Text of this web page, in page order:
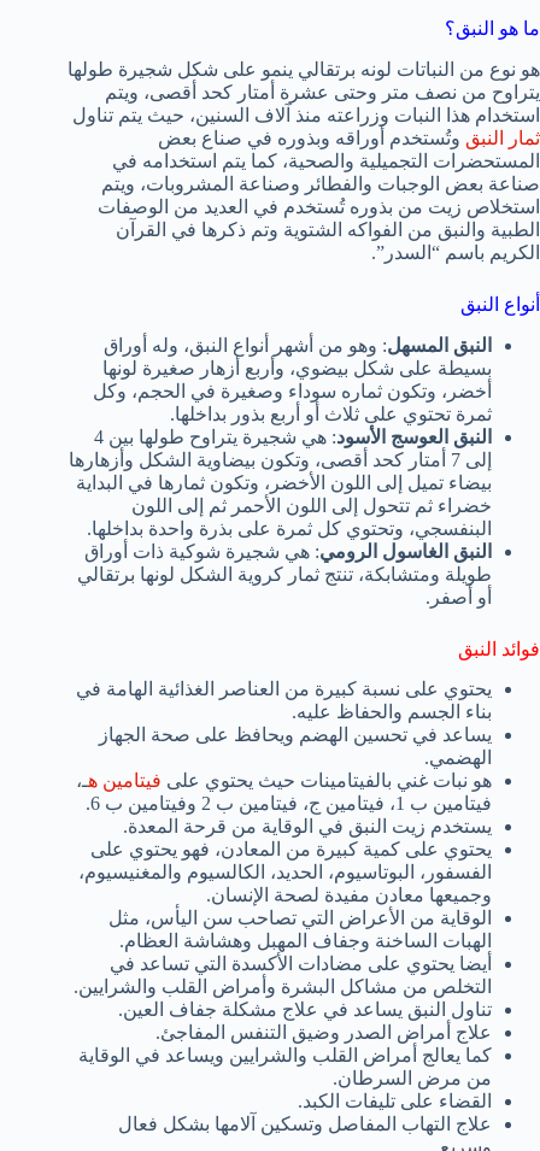
ما هو النبق؟
هو نوع من النباتات لونه برتقالي ينمو على شكل شجيرة طولها
يتراوح من نصف متر وحتى عشرة أمتار كحد أقصى، ويتم
استخدام هذا النبات وزراعته منذ آلاف السنين، حيث يتم تناول
ثمار النبق وتُستخدم أوراقه وبذوره في صناع بعض
المستحضرات التجميلية والصحية، كما يتم استخدامه في
صناعة بعض الوجبات والفطائر وصناعة المشروبات، ويتم
استخلاص زيت من بذوره تُستخدم في العديد من الوصفات
الطبية والنبق من الفواكه الشتوية وتم ذكرها في القرآن
الكريم باسم “السدر”.
أنواع النبق
النبق المسهل: وهو من أشهر أنواع النبق، وله أوراق
بسيطة على شكل بيضوي، وأربع أزهار صغيرة لونها
أخضر، وتكون ثماره سوداء وصغيرة في الحجم، وكل
ثمرة تحتوي على ثلاث أو أربع بذور بداخلها.
النبق العوسج الأسود
: هي شجيرة يتراوح طولها بين 4
إلى 7 أمتار كحد أقصى، وتكون بيضاوية الشكل وأزهارها
بيضاء تميل إلى اللون الأخضر، وتكون ثمارها في البداية
خضراء ثم تتحول إلى اللون الأحمر ثم إلى اللون
البنفسجي، وتحتوي كل ثمرة على بذرة واحدة بداخلها.
النبق الغاسول الرومي: هي شجيرة شوكية ذات أوراق
طويلة ومتشابكة، تنتج ثمار كروية الشكل لونها برتقالي
أو أصفر.
فوائد النبق
يحتوي على نسبة كبيرة من العناصر الغذائية الهامة في
بناء الجسم والحفاظ عليه.
يساعد في تحسين الهضم ويحافظ على صحة الجهاز
الهضمي.
هو نبات غني بالفيتامينات حيث يحتوي على فيتامين هـ،
فيتامين ب 1، فيتامين ج، فيتامين ب 2 وفيتامين ب 6.
يستخدم زيت النبق في الوقاية من قرحة المعدة.
يحتوي على كمية كبيرة من المعادن، فهو يحتوي على
الفسفور، البوتاسيوم، الحديد، الكالسيوم والمغنيسيوم،
وجميعها معادن مفيدة لصحة الإنسان.
الوقاية من الأعراض التي تصاحب سن اليأس، مثل
الهبات الساخنة وجفاف المهبل وهشاشة العظام.
أيضا يحتوي على مضادات الأكسدة التي تساعد في
التخلص من مشاكل البشرة وأمراض القلب والشرايين.
تناول النبق يساعد في علاج مشكلة جفاف العين.
علاج أمراض الصدر وضيق التنفس المفاجئ.
كما يعالج أمراض القلب والشرايين ويساعد في الوقاية
من مرض السرطان.
القضاء على تليفات الكبد.
علاج التهاب المفاصل وتسكين آلامها بشكل فعال